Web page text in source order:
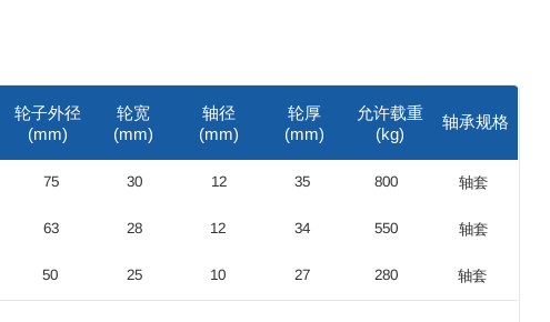
轮子外径
(mm)
轮宽
(mm)
轴径
(mm)
轮厚
(mm)
允许载重
(kg)
轴承规格
75 30 12 35 800 轴套
63 28 12 34 550 轴套
50 25 10 27 280 轴套